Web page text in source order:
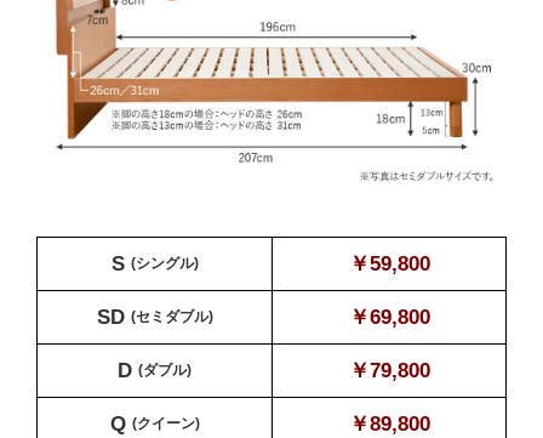
S (シングル) ￥59,800
SD (セミダブル) ￥69,800
D (ダブル) ￥79,800
Q (クイーン) ￥89,800